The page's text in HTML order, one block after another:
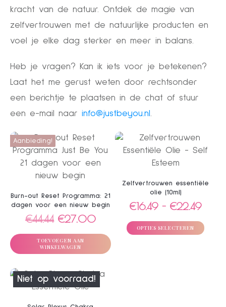
kracht van de natuur. Ontdek de magie van
zelfvertrouwen met de natuurlijke producten en
voel je elke dag sterker en meer in balans.
Heb je vragen? Kan ik iets voor je betekenen?
Laat het me gerust weten door rechtsonder
een berichtje te plaatsen in de chat of stuur
een e-mail naar info@justbeyou.nl .
Aanbieding!
Burn-out Reset Programma: 21
dagen voor een nieuw begin
€44.44 Oorspronkelijke
prijs
was:
€27.00Huidige
prijs
TOEVOEGEN AAN
WINKELWAGEN
Zelfvertrouwen essentiële
olie (10ml)
€16.49 - €22.49
tot
OPTIES SELECTEREN
Dit
product
heeft
variaties.
Deze
optie
kan
Niet op voorraad!
Dit
product